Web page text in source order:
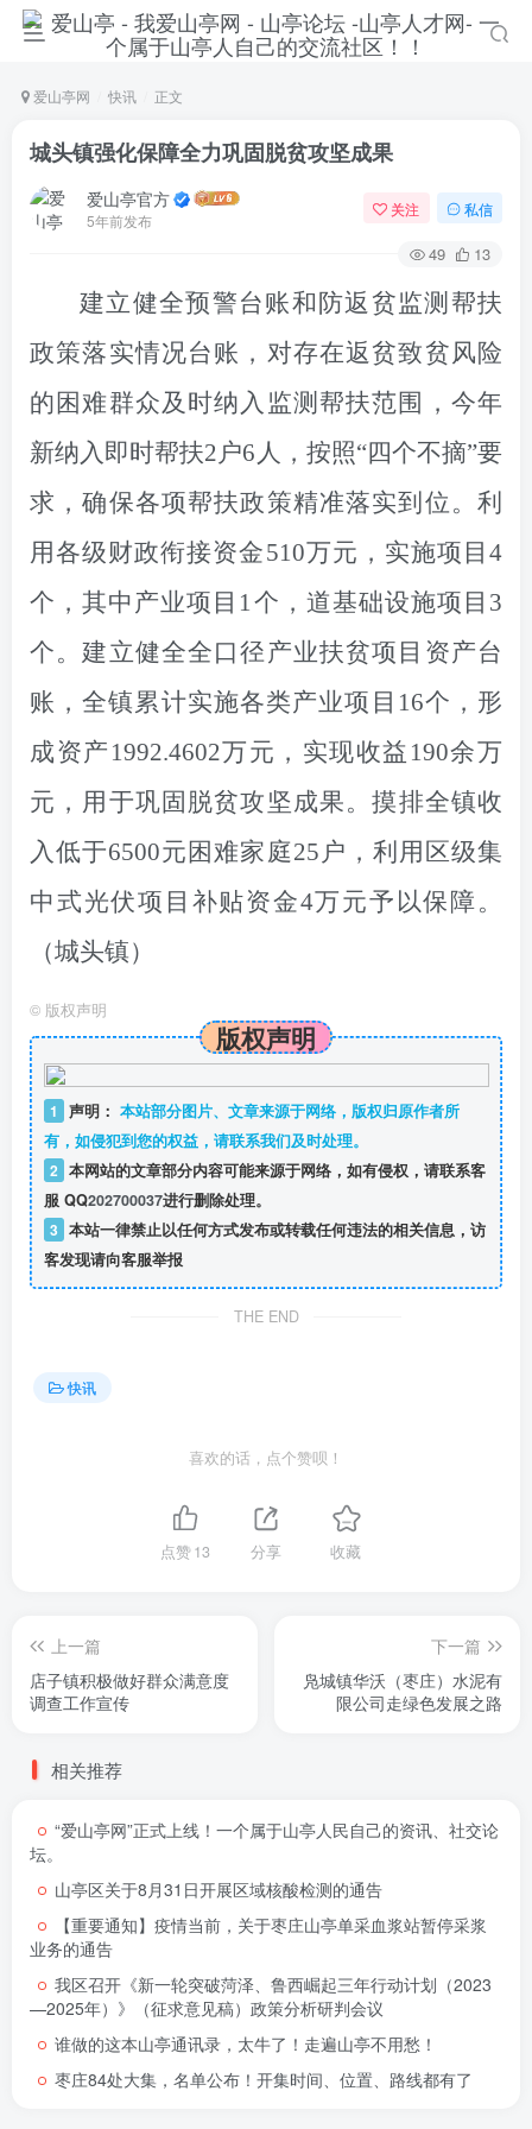
爱山亭网 快讯 正文
城头镇强化保障全力巩固脱贫攻坚成果
爱山亭官方
5年前发布
关注 私信
49 13
建立健全预警台账和防返 贫监测帮扶
政策落实情况台账，对存在返贫致贫风险
的困难群众及时纳入监测帮扶范围 ， 今年
新纳入即时帮扶2户6 人， 按照“四个不摘”要
求，确保各项帮扶政策精准落实到位。 利
用各级财政衔接资金510万元，实施项目4
个，其中产业项目1个， 道基础设施项目3
个。建立健全全口径产业扶贫项目资产台
账，全镇累计实施各类产业项目16个，形
成资产1992.4602万元， 实现收益 190余万
元 ， 用于巩固脱贫攻坚成果。摸排全镇收
入低于6500元困难家庭25 户 ，利用区级集
中式光伏项目补贴资金4万元予以保障。
（城头镇）
© 版权声明
版权声明
1 声明： 本站部分图片、文章来源于网络，版权归原作者所
有，如侵犯到您的权益，请联系我们及时处理。
2 本网站的文章部分内容可能来源于网络，如有侵权，请联系客
服 QQ202700037进行删除处理。
3 本站一律禁止以任何方式发布或转载任何违法的相关信息，访
客发现请向客服举报
THE END
快讯
喜欢的话，点个赞呗！
点赞13 分享 收藏
上一篇
店子镇积极做好群众满意度
调查工作宣传
下一篇
凫城镇华沃（枣庄）水泥有
限公司走绿色发展之路
相关推荐
“爱山亭网”正式上线！一个属于山亭人民自己的资讯、社交论
坛。
山亭区关于8月31日开展区域核酸检测的通告
【重要通知】疫情当前，关于枣庄山亭单采血浆站暂停采浆
业务的通告
我区召开《新一轮突破菏泽、鲁西崛起三年行动计划（2023
—2025年）》（征求意见稿）政策分析研判会议
谁做的这本山亭通讯录，太牛了！走遍山亭不用愁！
枣庄84处大集，名单公布！开集时间、位置、路线都有了